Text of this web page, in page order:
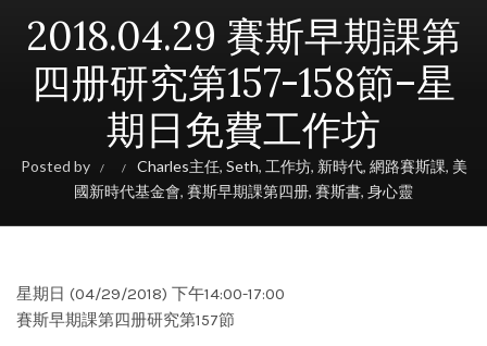
2018.04.29 賽斯早期課第
四册研究第157-158節–星
期日免費工作坊
Posted by Charles主任, Seth, 工作坊, 新時代, 網路賽斯課, 美
國新時代基金會, 賽斯早期課第四册, 賽斯書, 身心靈
星期日 (04/29/2018) 下午14:00-17:00
賽斯早期課第四册研究第157節